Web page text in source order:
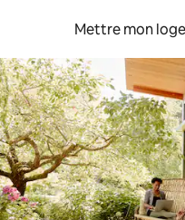
Mettre mon